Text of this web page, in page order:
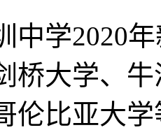
中学2020
桥大学、
伦比亚大